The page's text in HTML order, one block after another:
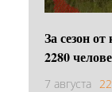
За сезон
2280
7 августа